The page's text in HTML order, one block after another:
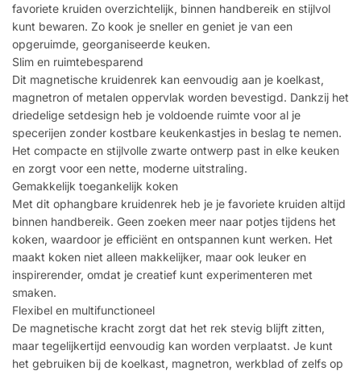
favoriete kruiden overzichtelijk, binnen handbereik en stijlvol
kunt bewaren. Zo kook je sneller en geniet je van een
opgeruimde, georganiseerde keuken.
Slim en ruimtebesparend
Dit magnetische kruidenrek kan eenvoudig aan je koelkast,
magnetron of metalen oppervlak worden bevestigd. Dankzij het
driedelige setdesign heb je voldoende ruimte voor al je
specerijen zonder kostbare keukenkastjes in beslag te nemen.
Het compacte en stijlvolle zwarte ontwerp past in elke keuken
en zorgt voor een nette, moderne uitstraling.
Gemakkelijk toegankelijk koken
Met dit ophangbare kruidenrek heb je je favoriete kruiden altijd
binnen handbereik. Geen zoeken meer naar potjes tijdens het
koken, waardoor je efficiënt en ontspannen kunt werken. Het
maakt koken niet alleen makkelijker, maar ook leuker en
inspirerender, omdat je creatief kunt experimenteren met
smaken.
Flexibel en multifunctioneel
De magnetische kracht zorgt dat het rek stevig blijft zitten,
maar tegelijkertijd eenvoudig kan worden verplaatst. Je kunt
het gebruiken bij de koelkast, magnetron, werkblad of zelfs op